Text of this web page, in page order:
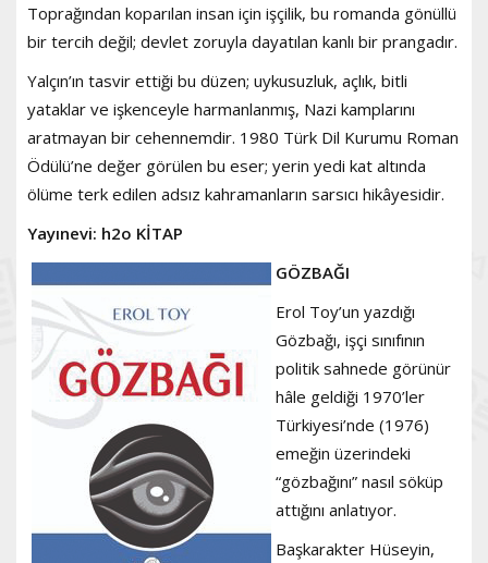
Toprağından koparılan insan için işçilik, bu romanda gönüllü
bir tercih değil; devlet zoruyla dayatılan kanlı bir prangadır.
Yalçın’ın tasvir ettiği bu düzen; uykusuzluk, açlık, bitli
yataklar ve işkenceyle harmanlanmış, Nazi kamplarını
aratmayan bir cehennemdir. 1980 Türk Dil Kurumu Roman
Ödülü’ne değer görülen bu eser; yerin yedi kat altında
ölüme terk edilen adsız kahramanların sarsıcı hikâyesidir.
Yayınevi: h2o KİTAP
GÖZBAĞI
Erol Toy’un yazdığı
Gözbağı, işçi sınıfının
politik sahnede görünür
hâle geldiği 1970’ler
Türkiyesi’nde (1976)
emeğin üzerindeki
“gözbağını” nasıl söküp
attığını anlatıyor.
Başkarakter Hüseyin,